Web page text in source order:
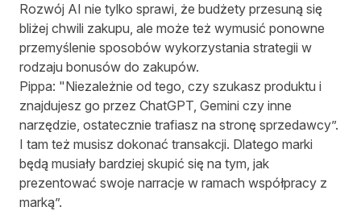
Rozwój AI nie tylko sprawi, że budżety przesuną się
bliżej chwili zakupu, ale może też wymusić ponowne
przemyślenie sposobów wykorzystania strategii w
rodzaju bonusów do zakupów.
Pippa: "Niezależnie od tego, czy szukasz produktu i
znajdujesz go przez ChatGPT, Gemini czy inne
narzędzie, ostatecznie trafiasz na stronę sprzedawcy”.
I tam też musisz dokonać transakcji. Dlatego marki
będą musiały bardziej skupić się na tym, jak
prezentować swoje narracje w ramach współpracy z
marką”.